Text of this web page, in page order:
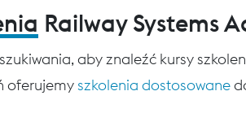
Railway Systems
aby znaleźć kursy
oferujemyszkolenia dostosowane